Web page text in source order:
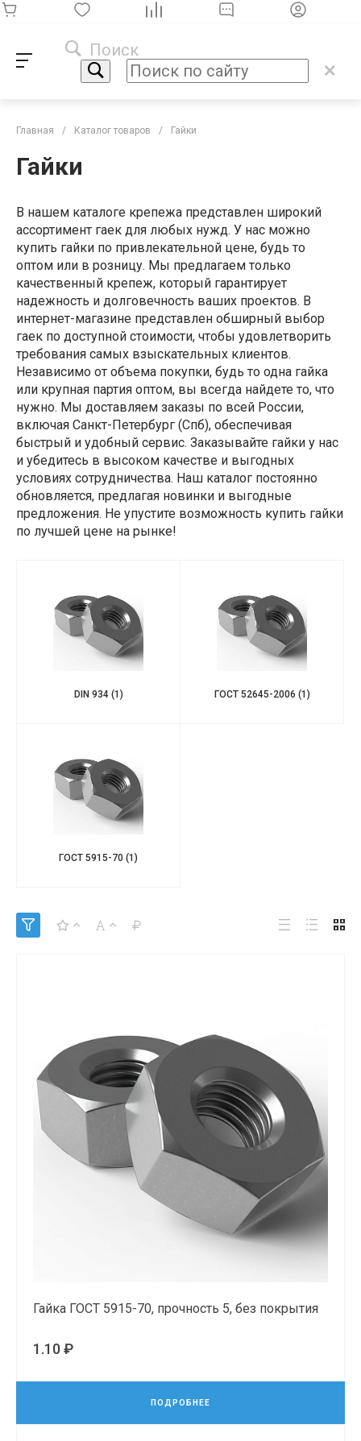
Поиск
Главная / Каталог товаров / Гайки
Гайки
В нашем каталоге крепежа представлен широкий
ассортимент гаек для любых нужд. У нас можно
купить гайки по привлекательной цене, будь то
оптом или в розницу. Мы предлагаем только
качественный крепеж, который гарантирует
надежность и долговечность ваших проектов. В
интернет-магазине представлен обширный выбор
гаек по доступной стоимости, чтобы удовлетворить
требования самых взыскательных клиентов.
Независимо от объема покупки, будь то одна гайка
или крупная партия оптом, вы всегда найдете то, что
нужно. Мы доставляем заказы по всей России,
включая Санкт-Петербург (Спб), обеспечивая
быстрый и удобный сервис. Заказывайте гайки у нас
и убедитесь в высоком качестве и выгодных
условиях сотрудничества. Наш каталог постоянно
обновляется, предлагая новинки и выгодные
предложения. Не упустите возможность купить гайки
по лучшей цене на рынке!
DIN 934 (1) ГОСТ 52645-2006 (1)
ГОСТ 5915-70 (1)
Гайка ГОСТ 5915-70, прочность 5, без покрытия
1.10 ₽
ПОДРОБНЕЕ